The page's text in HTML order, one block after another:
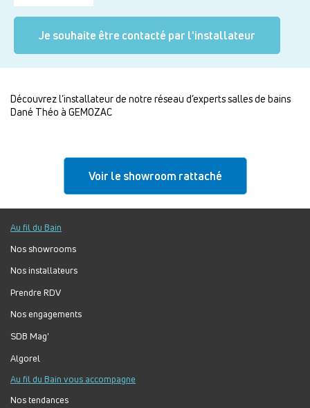
Je souhaite être contacté par l'installateur
Découvrez l’installateur de notre réseau d’experts salles de bains
Dané Théo à GEMOZAC
Voir le showroom rattaché
Au fil du Bain
Nos showrooms
Nos installateurs
Prendre RDV
Nos engagements
SDB Mag'
Algorel
Au fil du Bain vous accompagne
Nos tendances